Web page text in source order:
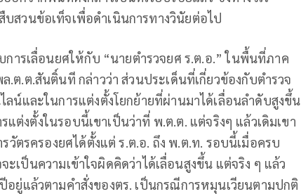
บสวนข้อเท็จเพื่อดำเนินการทางวินัยต่อไป
การเลื่อนยศให้กับ “นายตำรวจยศ ร.ต.อ.” ในพื้นที่ภาค
.ต.สันติ์นที กล่าวว่า ส่วนประเด็นที่เกี่ยวข้องกับตำรวจ
น์และในการแต่งตั้งโยกย้ายที่ผ่านมาได้เลื่อนลำดับสูงขึ้น
แต่งตั้งในรอบนี้เขาเป็นว่าที่ พ.ต.ต. แต่จริงๆ แล้วเดิมเขา
วัตรครองยศได้ตั้งแต่ ร.ต.อ. ถึง พ.ต.ท. รอบนี้เมื่อครบ
เป็นความเข้าใจผิดคิดว่าได้เลื่อนสูงขึ้น แต่จริง ๆ แล้ว
อยู่แล้วตามคำสั่งของตร. เป็นกรณีการหมุนเวียนตามปกติ